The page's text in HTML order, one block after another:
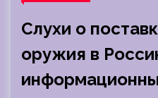
Слухи о
оружия в